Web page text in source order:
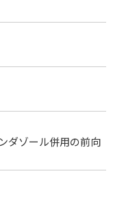
ダゾール併用の前向